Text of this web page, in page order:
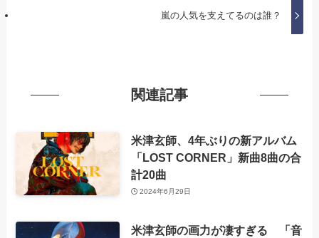
嵐の人気を支えてるのは誰？
関連記事
米津玄師、4年ぶりの新アルバム
「LOST CORNER」新曲8曲の合
計20曲
2024年6月29日
米津玄師の画力が凄すぎる 「音